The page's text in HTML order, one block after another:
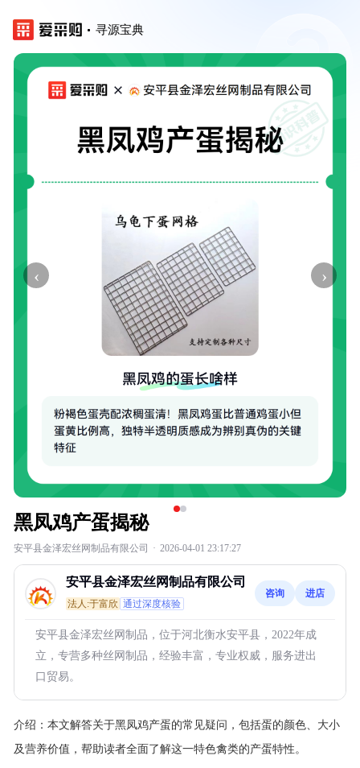
寻源宝典
‹ ›
黑凤鸡产蛋揭秘
安平县金泽宏丝网制品有限公司 · 2026-04-01 23:17:27
安平县金泽宏丝网制品有限公司
法人:于富欣 通过深度核验
咨询 进店
安平县金泽宏丝网制品，位于河北衡水安平县，2022年成
立，专营多种丝网制品，经验丰富，专业权威，服务进出
口贸易。
介绍： 本文解答关于黑凤鸡产蛋的常见疑问，包括蛋的颜色、大小
及营养价值，帮助读者全面了解这一特色禽类的产蛋特性。